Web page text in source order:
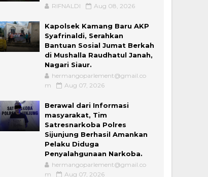
RIFNALDI Aug 08, 2026
Kapolsek Kamang Baru AKP
Syafrinaldi, Serahkan
Bantuan Sosial Jumat Berkah
di Mushalla Raudhatul Janah,
Nagari Siaur.
hermangoparlement@gmail.co
m
Aug 07, 2026
Berawal dari Informasi
masyarakat, Tim
Satresnarkoba Polres
Sijunjung Berhasil Amankan
Pelaku Diduga
Penyalahgunaan Narkoba.
hermangoparlement@gmail.co
m
Aug 07, 2026